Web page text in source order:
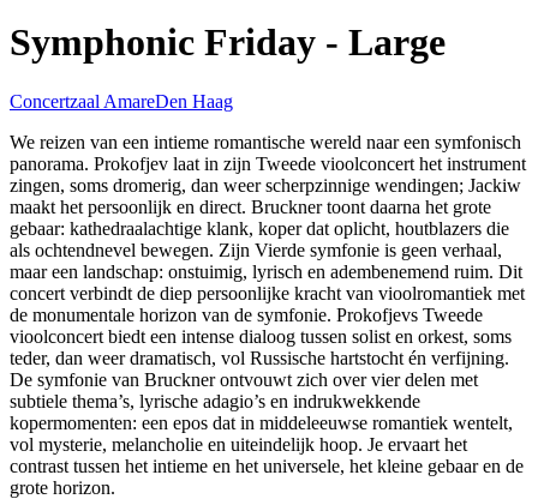
Symphonic Friday - Large
Concertzaal AmareDen Haag
We reizen van een intieme romantische wereld naar een symfonisch
panorama. Prokofjev laat in zijn Tweede vioolconcert het instrument
zingen, soms dromerig, dan weer scherpzinnige wendingen; Jackiw
maakt het persoonlijk en direct. Bruckner toont daarna het grote
gebaar: kathedraalachtige klank, koper dat oplicht, houtblazers die
als ochtendnevel bewegen. Zijn Vierde symfonie is geen verhaal,
maar een landschap: onstuimig, lyrisch en adembenemend ruim. Dit
concert verbindt de diep persoonlijke kracht van vioolromantiek met
de monumentale horizon van de symfonie. Prokofjevs Tweede
vioolconcert biedt een intense dialoog tussen solist en orkest, soms
teder, dan weer dramatisch, vol Russische hartstocht én verfijning.
De symfonie van Bruckner ontvouwt zich over vier delen met
subtiele thema’s, lyrische adagio’s en indrukwekkende
kopermomenten: een epos dat in middeleeuwse romantiek wentelt,
vol mysterie, melancholie en uiteindelijk hoop. Je ervaart het
contrast tussen het intieme en het universele, het kleine gebaar en de
grote horizon.